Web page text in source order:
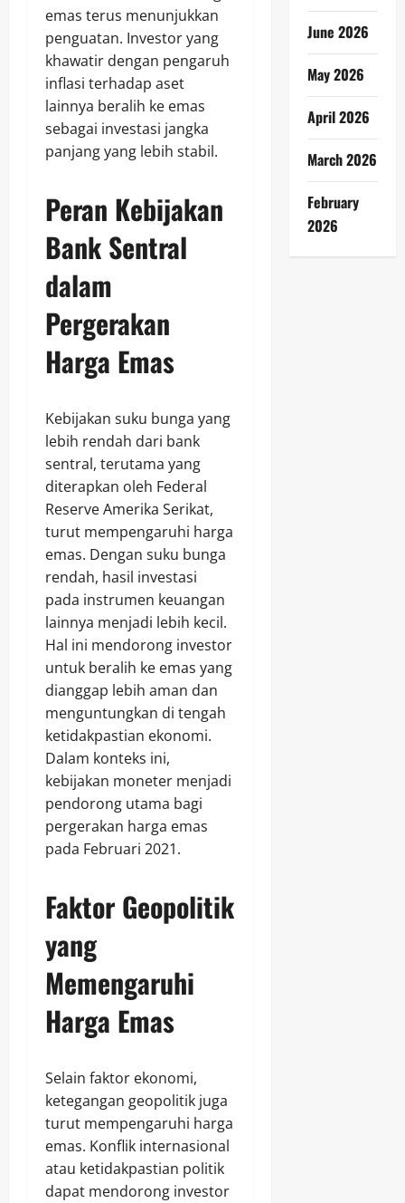
emas terus menunjukkan
penguatan. Investor yang
khawatir dengan pengaruh
inflasi terhadap aset
lainnya beralih ke emas
sebagai investasi jangka
panjang yang lebih stabil.
Peran Kebijakan
Bank Sentral
dalam
Pergerakan
Harga Emas
Kebijakan suku bunga yang
lebih rendah dari bank
sentral, terutama yang
diterapkan oleh Federal
Reserve Amerika Serikat,
turut mempengaruhi harga
emas. Dengan suku bunga
rendah, hasil investasi
pada instrumen keuangan
lainnya menjadi lebih kecil.
Hal ini mendorong investor
untuk beralih ke emas yang
dianggap lebih aman dan
menguntungkan di tengah
ketidakpastian ekonomi.
Dalam konteks ini,
kebijakan moneter menjadi
pendorong utama bagi
pergerakan harga emas
pada Februari 2021.
Faktor Geopolitik
yang
Memengaruhi
Harga Emas
Selain faktor ekonomi,
ketegangan geopolitik juga
turut mempengaruhi harga
emas. Konflik internasional
atau ketidakpastian politik
dapat mendorong investor
June 2026
May 2026
April 2026
March 2026
February
2026